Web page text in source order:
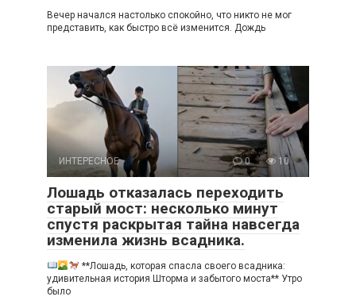
Вечер начался настолько спокойно, что никто не мог
представить, как быстро всё изменится. Дождь
ИНТЕРЕСНОЕ 0 10
Лошадь отказалась переходить
старый мост: несколько минут
спустя раскрытая тайна навсегда
изменила жизнь всадника.
**Лошадь, которая спасла своего всадника:
удивительная история Шторма и забытого моста** Утро
было